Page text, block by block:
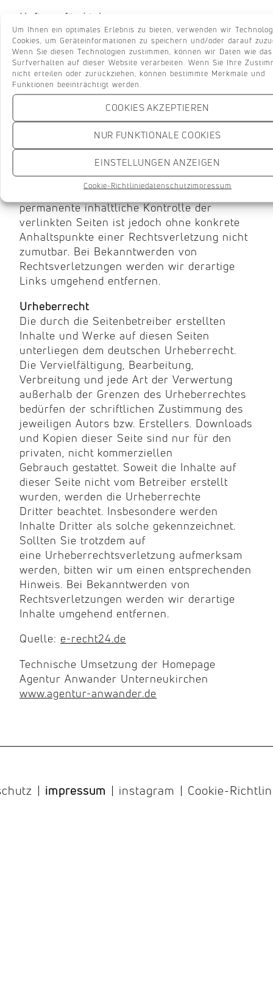
Um Ihnen ein optimales Erlebnis zu bieten, verwenden wir
Cookies, um Geräteinformationen zu speichern und/oder darauf
Wenn Sie diesen Technologien zustimmen, können wir Daten wie das
Surfverhalten auf dieser Website verarbeiten. Wenn Sie Ihre
nicht erteilen oder zurückziehen, können bestimmte Merkmale und
Funktionen beeinträchtigt werden.
COOKIES AKZEPTIEREN
NUR FUNKTIONALE COOKIES
EINSTELLUNGEN ANZEIGEN
Cookie-Richtliniedatenschutzimpressum
Haftung für Links
Unser Angebot enthält Links zu externen
Webseiten Dritter, auf deren Inhalte wir
keinen Einfluss haben. Deshalb können wir
für diese fremden Inhalte auch keine
Gewähr übernehmen. Für die Inhalte der
verlinkten Seiten ist stets der jeweilige
Anbieter oder Betreiber der Seiten
verantwortlich. Die verlinkten Seiten
wurden zum Zeitpunkt der Verlinkung auf
mögliche Rechtsverstöße überprüft.
Rechtswidrige Inhalte waren zum Zeitpunkt
der Verlinkung nicht erkennbar. Eine
permanente inhaltliche Kontrolle der
verlinkten Seiten ist jedoch ohne konkrete
Anhaltspunkte einer Rechtsverletzung nicht
zumutbar. Bei Bekanntwerden von
Rechtsverletzungen werden wir derartige
Links umgehend entfernen.
Urheberrecht
Die durch die Seitenbetreiber erstellten
Inhalte und Werke auf diesen Seiten
unterliegen dem deutschen Urheberrecht.
Die Vervielfältigung, Bearbeitung,
Verbreitung und jede Art der Verwertung
außerhalb der Grenzen des Urheberrechtes
bedürfen der schriftlichen Zustimmung des
jeweiligen Autors bzw. Erstellers. Downloads
und Kopien dieser Seite sind nur für den
privaten, nicht kommerziellen
Gebrauch gestattet. Soweit die Inhalte auf
dieser Seite nicht vom Betreiber erstellt
wurden, werden die Urheberrechte
Dritter beachtet. Insbesondere werden
Inhalte Dritter als solche gekennzeichnet.
Sollten Sie trotzdem auf
eine Urheberrechtsverletzung aufmerksam
werden, bitten wir um einen entsprechenden
Hinweis. Bei Bekanntwerden von
Rechtsverletzungen werden wir derartige
Inhalte umgehend entfernen.
Quelle: e-recht24.de
Technische Umsetzung der Homepage
Agentur Anwander Unterneukirchen
www.agentur-anwander.de
impressum instagram Cookie-